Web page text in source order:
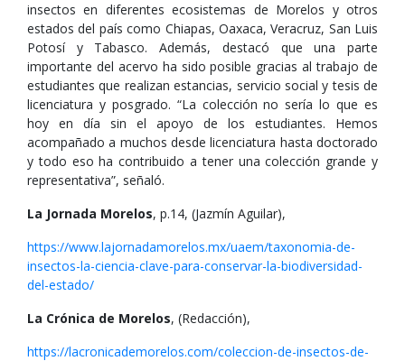
insectos en diferentes ecosistemas de Morelos y otros
estados del país como Chiapas, Oaxaca, Veracruz, San Luis
Potosí y Tabasco. Además, destacó que una parte
importante del acervo ha sido posible gracias al trabajo de
estudiantes que realizan estancias, servicio social y tesis de
licenciatura y posgrado. “La colección no sería lo que es
hoy en día sin el apoyo de los estudiantes. Hemos
acompañado a muchos desde licenciatura hasta doctorado
y todo eso ha contribuido a tener una colección grande y
representativa”, señaló.
La Jornada Morelos, p.14, (Jazmín Aguilar),
https://www.lajornadamorelos.mx/uaem/taxonomia-de-
insectos-la-ciencia-clave-para-conservar-la-biodiversidad-
del-estado/
La Crónica de Morelos, (Redacción),
https://lacronicademorelos.com/coleccion-de-insectos-de-